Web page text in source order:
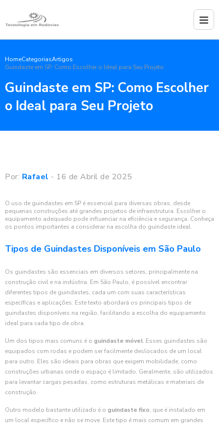
HomeCategoriasArtigos
Guindaste em SP: Como Escolher o Ideal para Seu Projeto
Guindaste em SP: Como Escolher
o Ideal para Seu Projeto
Por: Rafael - 16 de Abril de 2025
O uso de guindastes em SP é essencial para diversas obras, desde
pequenas construções até grandes projetos de infraestrutura. Escolher o
equipamento adequado pode influenciar na eficiência e segurança. Conheça
os pontos importantes a considerar na escolha do guindaste ideal.
Tipos de Guindastes Disponíveis em São Paulo
Os guindastes são essenciais em diversos setores, principalmente na
construção civil e na indústria. Em São Paulo, é possível encontrar
diferentes tipos de guindastes, cada um com suas características
específicas e aplicações. Este texto abordará os principais tipos de
guindastes disponíveis na região, facilitando a escolha do equipamento
ideal para cada tipo de obra.
Um dos tipos mais comuns é o guindaste móvel. Esses guindastes são
equipados com rodas e podem ser facilmente deslocados de um local
para outro. Eles são ideais para obras que exigem mobilidade, como
construções urbanas onde o espaço é limitado. Geralmente, são utilizados
para levantar cargas pesadas, como estruturas metálicas e materiais de
construção.
Outro modelo bastante utilizado é o guindaste fixo, que é instalado em
um local específico e não se move. Este tipo é mais comum em grandes